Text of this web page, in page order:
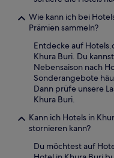
Wie kann ich bei
Prämien sammeln?
Entdecke auf
Khura Buri. Du
Nebensaison nach
Sonderangebote
Dann prüfe unsere
Khura Buri.
Kann ich Hotels in
stornieren kann?
Du möchtest auf